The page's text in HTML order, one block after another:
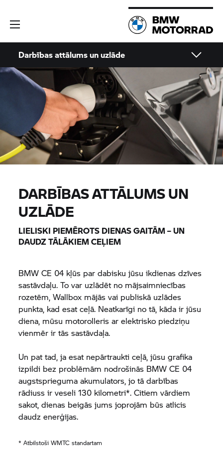
Darbības attālums un uzlāde
DARBĪBAS ATTĀLUMS UN
UZLĀDE
LIELISKI PIEMĒROTS DIENAS GAITĀM – UN
DAUDZ TĀLĀKIEM CEĻIEM
BMW CE 04 kļūs par dabisku jūsu ikdienas dzīves
sastāvdaļu. To var uzlādēt no mājsaimniecības
rozetēm, Wallbox mājās vai publiskā uzlādes
punkta, kad esat ceļā. Neatkarīgi no tā, kāda ir jūsu
diena, mūsu motorolleris ar elektrisko piedziņu
vienmēr ir tās sastāvdaļa.
Un pat tad, ja esat nepārtraukti ceļā, jūsu grafika
izpildi bez problēmām nodrošinās BMW CE 04
augstsprieguma akumulators, jo tā darbības
rādiuss ir veseli 130 kilometri*. Citiem vārdiem
sakot, dienas beigās jums joprojām būs atlicis
daudz enerģijas.
* Atbilstoši WMTC standartam